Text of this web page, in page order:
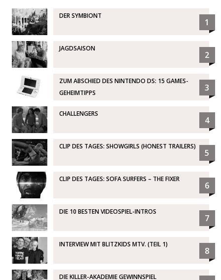
DER SYMBIONT
1
JAGDSAISON
2
ZUM ABSCHIED DES NINTENDO DS: 15 GAMES-
GEHEIMTIPPS
3
CHALLENGERS
4
CLIP DES TAGES: SHOWGIRLS (HONEST TRAILERS)
5
CLIP DES TAGES: SOFA SURFERS – THE FIXER
6
DIE 10 BESTEN VIDEOSPIEL-INTROS
7
INTERVIEW MIT BLITZKIDS MTV. (TEIL 1)
8
DIE KILLER-AKADEMIE GEWINNSPIEL